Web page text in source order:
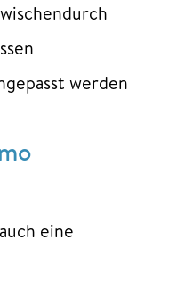
werden
eine